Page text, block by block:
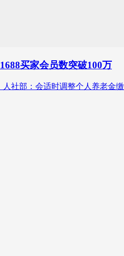
买家会员数突破100万
人社部：会适时调整个人养老金